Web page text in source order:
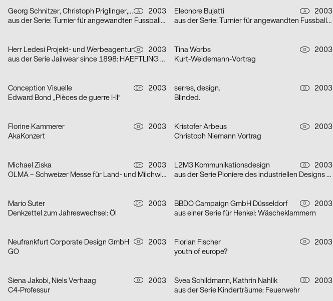
Georg Schnitzer, Christoph Priglinger, Oliver Laric A
2003
aus der Serie: Turnier für angewandten Fussball 3
Eleonore Bujatti A
2003
aus der Serie: Turnier für angewandten Fussball 3
Herr Ledesi Projekt- und Werbeagentur D
2003
aus der Serie Jailwear since 1898: HAEFTLING Tasche
Tina Worbs D
2003
Kurt-Weidemann-Vortrag
Conception Visuelle CH
2003
Edward Bond „Pièces de guerre I-II“
serres, design. D
2003
Blinded.
Florine Kammerer D
2003
AkaKonzert
Kristofer Arbeus D
2003
Christoph Niemann Vortrag
Michael Ziska CH
2003
OLMA – Schweizer Messe für Land- und Milchwirtschaft 2003
L2M3 Kommunikationsdesign D
2003
aus der Serie Pioniere des industriellen Designs am Bodensee: Champs
Mario Suter CH
2003
Denkzettel zum Jahreswechsel: Öl
BBDO Campaign GmbH Düsseldorf D
2003
aus einer Serie für Henkel: Wäscheklammern
Neufrankfurt Corporate Design GmbH D
2003
GO
Florian Fischer D
2003
youth of europe?
Siena Jakobi, Niels Verhaag D
2003
C4-Professur
Svea Schildmann, Kathrin Nahlik D
2003
aus der Serie Kinderträume: Feuerwehr